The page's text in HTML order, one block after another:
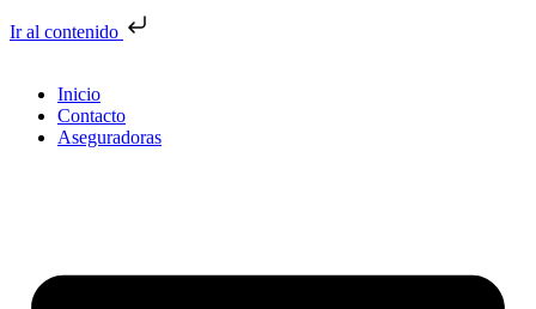
Ir al contenido
Inicio
Contacto
Aseguradoras